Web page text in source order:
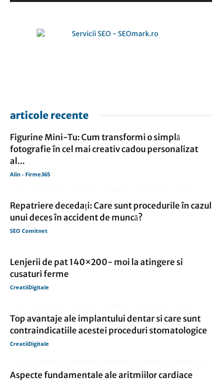
articole recente
Figurine Mini-Tu: Cum transformi o simplă
fotografie în cel mai creativ cadou personalizat
al...
Alin - Firme365
Repatriere decedați: Care sunt procedurile în cazul
unui deces în accident de muncă?
SEO Comitnet
Lenjerii de pat 140×200- moi la atingere si
cusaturi ferme
CreatiiDigitale
Top avantaje ale implantului dentar si care sunt
contraindicatiile acestei proceduri stomatologice
CreatiiDigitale
Aspecte fundamentale ale aritmiilor cardiace